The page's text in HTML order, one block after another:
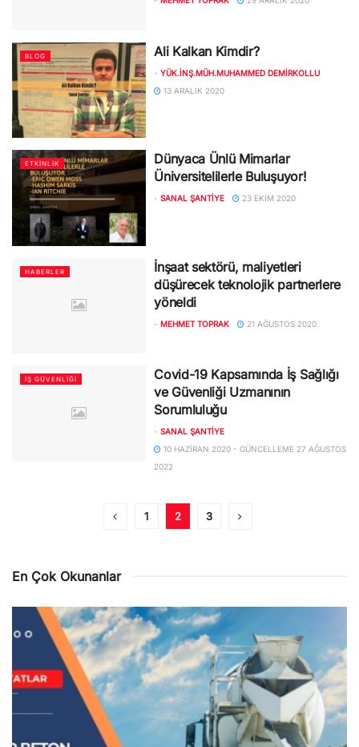
BLOG Ali Kalkan Kimdir?
- YÜK.İNŞ.MÜH.MUHAMMED DEMIRKOLLU
13 ARALIK 2020
ETKINLIK
Dünyaca Ünlü Mimarlar
Üniversitelilerle Buluşuyor!
- SANAL ŞANTIYE 23 EKIM 2020
HABERLER
İnşaat sektörü, maliyetleri
düşürecek teknolojik partnerlere
yöneldi
- MEHMET TOPRAK 21 AĞUSTOS 2020
İŞ GÜVENLIĞI
Covid-19 Kapsamında İş Sağlığı
ve Güvenliği Uzmanının
Sorumluluğu
- SANAL ŞANTIYE
10 HAZIRAN 2020 - GÜNCELLEME 27 AĞUSTOS
2022
1 2 3
En Çok Okunanlar